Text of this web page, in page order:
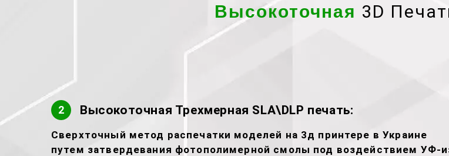
Высокоточная 3D
2 Высокоточная Трехмерная SLA\DLP печать:
Сверхточный метод распечатки моделей на 3д принтере в Украине
путем затвердевания фотополимерной смолы под воздействием УФ-